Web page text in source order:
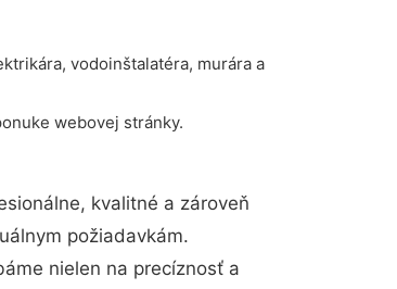
vodoinštalatéra, murára a
webovej stránky.
kvalitné a zároveň
požiadavkám.
nielen na precíznosť a